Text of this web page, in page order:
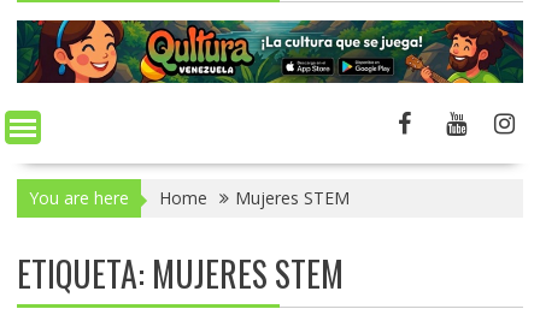
You are here Home Mujeres STEM
ETIQUETA: MUJERES STEM